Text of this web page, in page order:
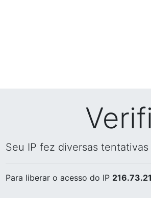
Seu IP fez diversas
Para liberar o acesso do IP